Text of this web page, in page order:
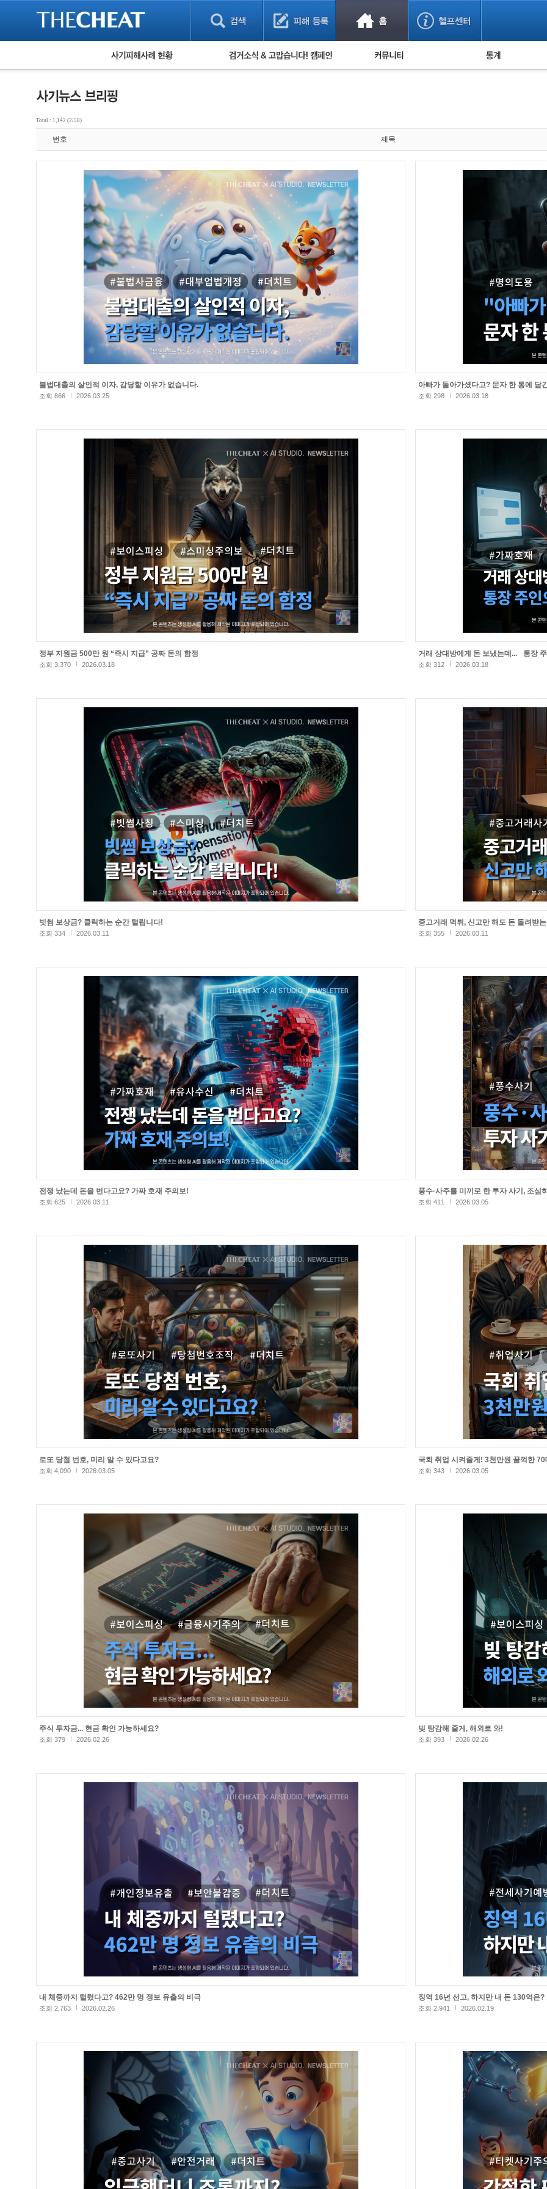
피해사례 현황
워킹홀리데이 피해사례
검거 소식 사기 예방했어요!
사기방지 아이디어
누적 피해사례 통계
Total : 1,142 (2/58)
번호 제목
불법대출의 살인적 이자, 감당할 이유가 없습니다.
조회 866 2026.03.25
아빠가 돌아가셨다고? 문자 한 통에 담
조회 298 2026.03.18
정부 지원금 500만 원 “즉시 지급” 공짜 돈의 함정
조회 3,370 2026.03.18
거래 상대방에게 돈 보냈는데... 통장
조회 312 2026.03.18
빗썸 보상금? 클릭하는 순간 털립니다!
조회 334 2026.03.11
중고거래 먹튀, 신고만 해도 돈 돌려받
조회 355 2026.03.11
전쟁 났는데 돈을 번다고요? 가짜 호재 주의보!
조회 625 2026.03.11
풍수·사주를 미끼로 한 투자 사기, 조심
조회 411 2026.03.05
로또 당첨 번호, 미리 알 수 있다고요?
조회 4,090 2026.03.05
국회 취업 시켜줄게! 3천만원 꿀꺽한 70
조회 343 2026.03.05
주식 투자금... 현금 확인 가능하세요?
조회 379 2026.02.26
빚 탕감해 줄게, 해외로 와!
조회 393 2026.02.26
내 체중까지 털렸다고? 462만 명 정보 유출의 비극
조회 2,763 2026.02.26
징역 16년 선고, 하지만 내 돈 130억은?
조회 2,941 2026.02.19